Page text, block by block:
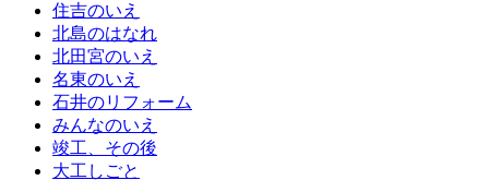
住吉のいえ
北島のはなれ
北田宮のいえ
名東のいえ
石井のリフォーム
みんなのいえ
竣工、その後
大工しごと